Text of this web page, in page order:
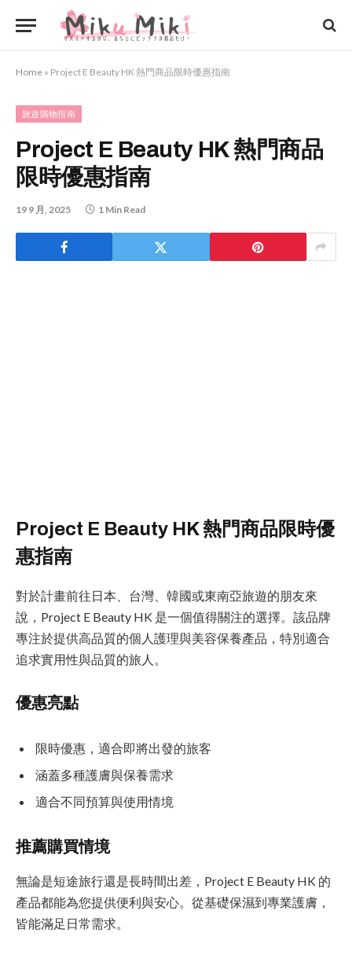
Home » Project E Beauty HK 熱門商品限時優惠指南
旅遊購物指南
Project E Beauty HK 熱門商品
限時優惠指南
19 9 月, 2025 1 Min Read
Project E Beauty HK 熱門商品限時優
惠指南
對於計畫前往日本、台灣、韓國或東南亞旅遊的朋友來
說，Project E Beauty HK 是一個值得關注的選擇。該品牌
專注於提供高品質的個人護理與美容保養產品，特別適合
追求實用性與品質的旅人。
優惠亮點
限時優惠，適合即將出發的旅客
涵蓋多種護膚與保養需求
適合不同預算與使用情境
推薦購買情境
無論是短途旅行還是長時間出差，Project E Beauty HK 的
產品都能為您提供便利與安心。從基礎保濕到專業護膚，
皆能滿足日常需求。